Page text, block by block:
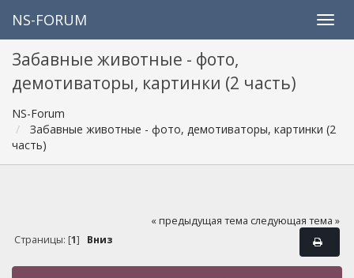
NS-FORUM
Забавные животные - фото,
демотиваторы, картинки (2 часть)
NS-Forum
Забавные животные - фото, демотиваторы, картинки (2
часть)
« предыдущая тема следующая тема »
Страницы: [1] Вниз